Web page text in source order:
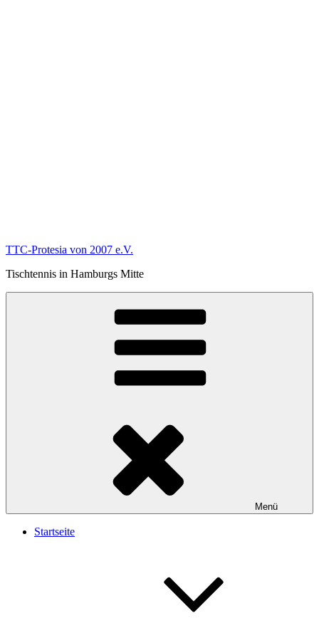
TTC-Protesia von 2007 e.V.
Tischtennis in Hamburgs Mitte
Menü
Startseite